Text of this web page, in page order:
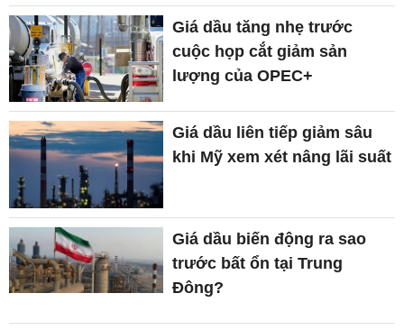
Giá dầu tăng nhẹ trước
cuộc họp cắt giảm sản
lượng của OPEC+
Giá dầu liên tiếp giảm sâu
khi Mỹ xem xét nâng lãi suất
Giá dầu biến động ra sao
trước bất ổn tại Trung
Đông?